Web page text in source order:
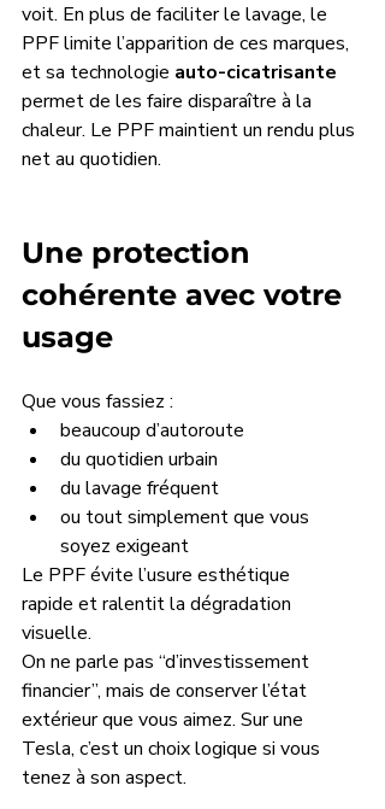
voit. En plus de faciliter le lavage, le
PPF limite l’apparition de ces marques,
et sa technologie auto-cicatrisante
permet de les faire disparaître à la
chaleur. Le PPF maintient un rendu plus
net au quotidien.
Une protection
cohérente avec votre
usage
Que vous fassiez :
beaucoup d’autoroute
du quotidien urbain
du lavage fréquent
ou tout simplement que vous
soyez exigeant
Le PPF évite l’usure esthétique
rapide et ralentit la dégradation
visuelle.
On ne parle pas “d’investissement
financier”, mais de conserver l’état
extérieur que vous aimez. Sur une
Tesla, c’est un choix logique si vous
tenez à son aspect.